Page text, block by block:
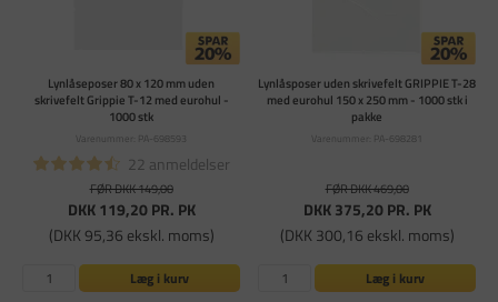
Lynlåseposer 80 x 120 mm uden
skrivefelt Grippie T-12 med eurohul -
1000 stk
Varenummer: PA-698593
22 anmeldelser
FØR DKK 149,00
DKK 119,20PR. PK
(DKK 95,36 ekskl. moms)
Læg i kurv
Lynlåsposer uden skrivefelt GRIPPIE T-28
med eurohul 150 x 250 mm - 1000 stk i
pakke
Varenummer: PA-698281
FØR DKK 469,00
DKK 375,20PR. PK
(DKK 300,16 ekskl. moms)
Læg i kurv